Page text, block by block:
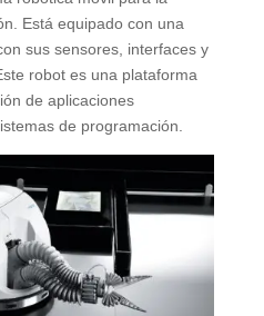
Está equipado con una
sus sensores, interfaces y
robot es una plataforma
de aplicaciones
de programación.